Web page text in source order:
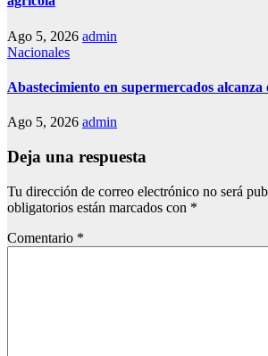
Ago 5, 2026 admin
Nacionales
Abastecimiento en supermercados alcanza
Ago 5, 2026 admin
Deja una respuesta
Tu dirección de correo electrónico no será
obligatorios están marcados con *
Comentario *